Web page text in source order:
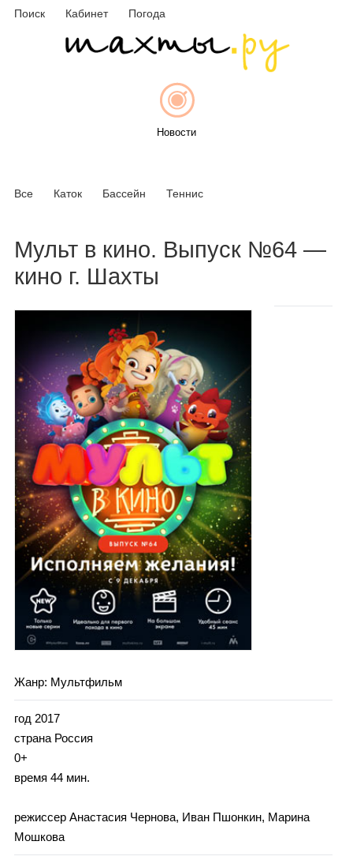
Поиск Кабинет Погода
Новости
Объявления
Каталог
Инфо
Гороскоп
Карты
Все Каток Бассейн Теннис
Мульт в кино. Выпуск №64 —
кино г. Шахты
Жанр: Мультфильм
год 2017
страна Россия
0+
время 44 мин.
режиссер Анастасия Чернова, Иван Пшонкин, Марина
Мошкова